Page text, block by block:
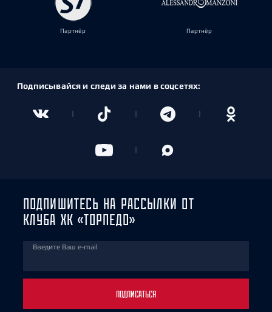
Партнёр Партнёр
Подписывайся и следи за нами в соцсетях:
ПОДПИШИТЕСЬ НА РАССЫЛКИ ОТ
КЛУБА ХК «ТОРПЕДО»
Введите Ваш e-mail
ПОДПИСАТЬСЯ